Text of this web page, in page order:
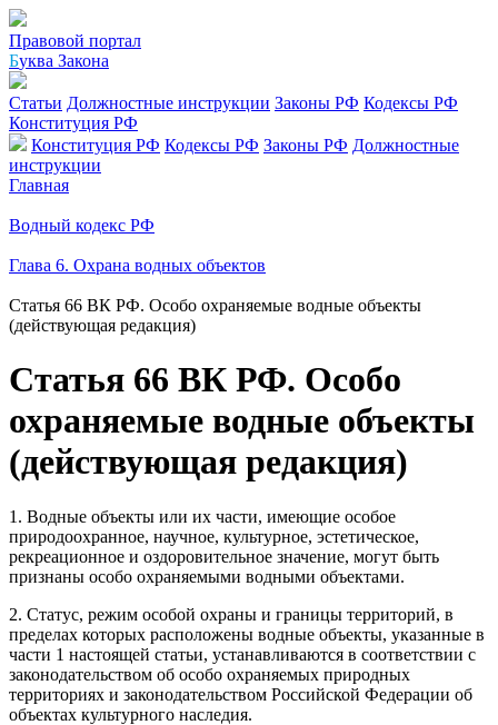
Правовой портал
Буква Закона
Статьи Должностные инструкции Законы РФ Кодексы РФ
Конституция РФ
Конституция РФ Кодексы РФ Законы РФ Должностные
инструкции
Главная
Водный кодекс РФ
Глава 6. Охрана водных объектов
Статья 66 ВК РФ. Особо охраняемые водные объекты
(действующая редакция)
Статья 66 ВК РФ. Особо
охраняемые водные объекты
(действующая редакция)
1. Водные объекты или их части, имеющие особое
природоохранное, научное, культурное, эстетическое,
рекреационное и оздоровительное значение, могут быть
признаны особо охраняемыми водными объектами.
2. Статус, режим особой охраны и границы территорий, в
пределах которых расположены водные объекты, указанные в
части 1 настоящей статьи, устанавливаются в соответствии с
законодательством об особо охраняемых природных
территориях и законодательством Российской Федерации об
объектах культурного наследия.